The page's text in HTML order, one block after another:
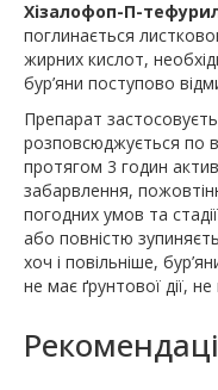
Хізалофоп-П-
поглинається
жирних кислот,
бур’яни поступово
Препарат
розповсюджується по
протягом 3 годин
забарвлення,
погодних умов та
або повністю
хоч і повільніше,
не має ґрунтової дії,